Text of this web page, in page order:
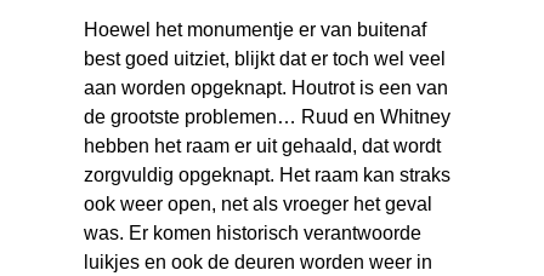
Hoewel het monumentje er van buitenaf
best goed uitziet, blijkt dat er toch wel veel
aan worden opgeknapt. Houtrot is een van
de grootste problemen… Ruud en Whitney
hebben het raam er uit gehaald, dat wordt
zorgvuldig opgeknapt. Het raam kan straks
ook weer open, net als vroeger het geval
was. Er komen historisch verantwoorde
luikjes en ook de deuren worden weer in